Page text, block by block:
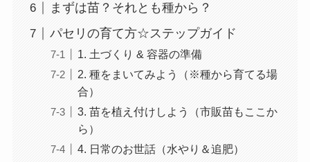
まずは苗？それとも種から？
パセリの育て方☆ステップガイド
1. 土づくり & 容器の準備
2. 種をまいてみよう（※種から育てる場
合）
3. 苗を植え付けしよう（市販苗もここか
ら）
4. 日常のお世話（水やり＆追肥）